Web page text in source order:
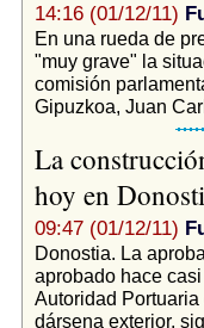
14:16 (01/12/11)
En una rueda de
"muy grave" la
comisión
Gipuzkoa, Juan
La
hoy en
09:47 (01/12/11)
Donostia. La
aprobado hace
Autoridad
dársena exterior,